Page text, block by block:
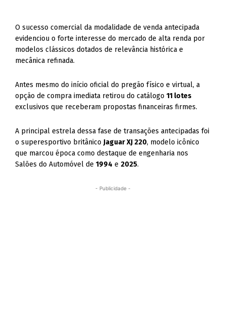
O sucesso comercial da modalidade de venda antecipada
evidenciou o forte interesse do mercado de alta renda por
modelos clássicos dotados de relevância histórica e
mecânica refinada.
Antes mesmo do início oficial do pregão físico e virtual, a
opção de compra imediata retirou do catálogo11 lotes
exclusivos que receberam propostas financeiras firmes.
A principal estrela dessa fase de transações antecipadas foi
o superesportivo britânicoJaguar XJ 220, modelo icônico
que marcou época como destaque de engenharia nos
Salões do Automóvel de1994 e2025.
- Publicidade -